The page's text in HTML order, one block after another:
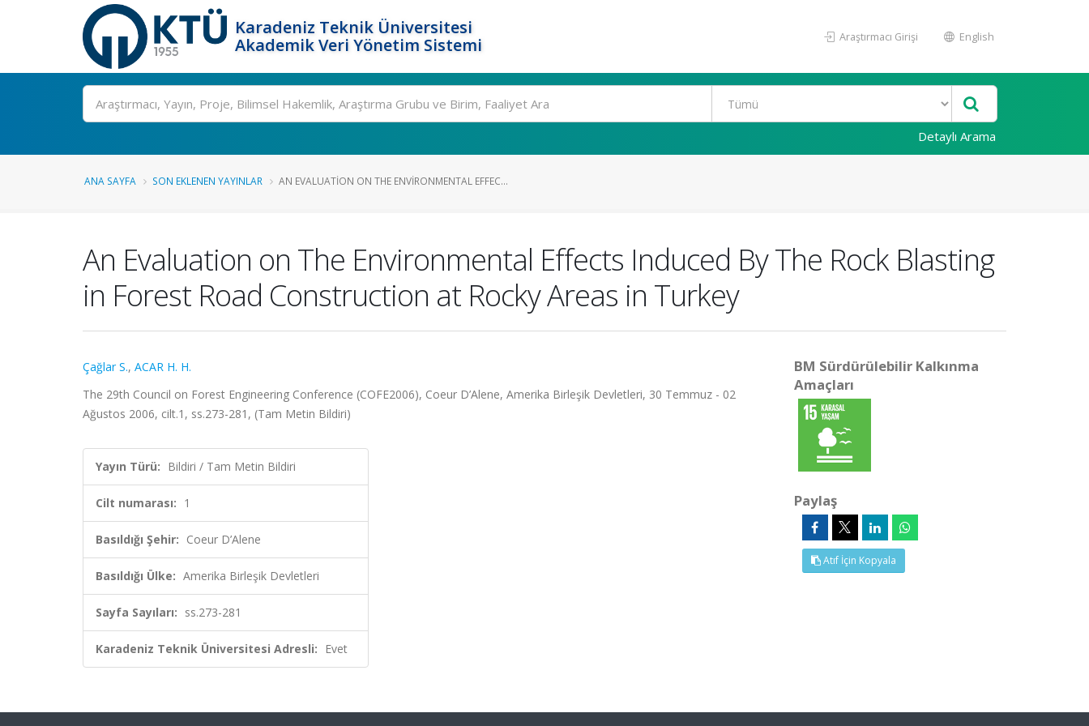
Karadeniz Teknik Üniversitesi
Akademik Veri Yönetim Sistemi
Araştırmacı Girişi English
Ara
Detaylı Arama
ANA SAYFA SON EKLENEN YAYINLAR AN EVALUATION ON THE ENVIRONMENTAL EFFEC...
An Evaluation on The Environmental Effects Induced By The Rock Blasting
in Forest Road Construction at Rocky Areas in Turkey
Çağlar S., ACAR H. H.
The 29th Council on Forest Engineering Conference (COFE2006), Coeur D’Alene, Amerika Birleşik Devletleri, 30 Temmuz - 02
Ağustos 2006, cilt.1, ss.273-281, (Tam Metin Bildiri)
Yayın Türü: Bildiri / Tam Metin Bildiri
Cilt numarası: 1
Basıldığı Şehir: Coeur D’Alene
Basıldığı Ülke: Amerika Birleşik Devletleri
Sayfa Sayıları: ss.273-281
Karadeniz Teknik Üniversitesi Adresli: Evet
BM Sürdürülebilir Kalkınma
Amaçları
Paylaş
Atıf İçin Kopyala